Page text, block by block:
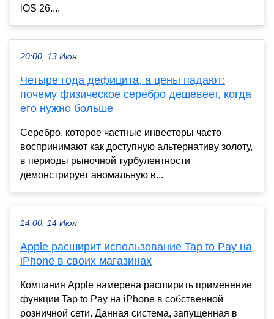
iOS 26....
20:00, 13 Июн
Четыре года дефицита, а цены падают:
почему физическое серебро дешевеет, когда
его нужно больше
Серебро, которое частные инвесторы часто
воспринимают как доступную альтернативу золоту,
в периоды рыночной турбулентности
демонстрирует аномальную в...
14:00, 14 Июл
Apple расширит использование Tap to Pay на
iPhone в своих магазинах
Компания Apple намерена расширить применение
функции Tap to Pay на iPhone в собственной
розничной сети. Данная система, запущенная в